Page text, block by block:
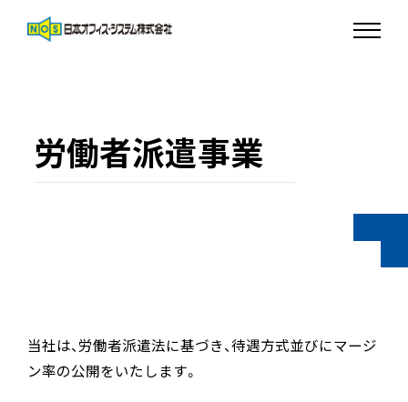
労働者派遣事業
当社は、労働者派遣法に基づき、待遇方式並びにマージ
ン率の公開をいたします。